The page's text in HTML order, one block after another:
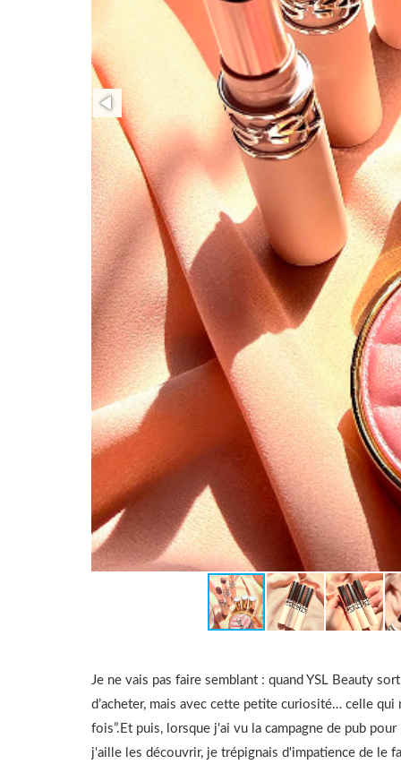
Je ne vais pas faire semblant : quand YSL Beauty
d’acheter, mais avec cette petite curiosité… celle
fois”.Et puis, lorsque j'ai vu la campagne de pub
j'aille les découvrir, je trépignais d'impatience de le